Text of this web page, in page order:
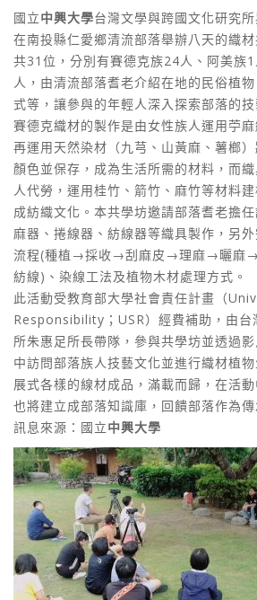
國立中興大學台灣文學與跨國文化研究
在南投縣仁愛鄉清流部落舉辦八天的織
共31位，分別有賽德克族24人、阿美族
人，由清流部落耆老介紹在地的民俗植
式等，讓參與的年輕人深入探索部落的技
賽德克織材的製作是由女性族人運用苧
再運用天然染材（九芎、山黃麻、薯榔
顏色並保存，成為生活所需的材料，而
人代勞，運用桂竹、箭竹、麻竹等材料
成紡織文化。本共學坊邀請部落耆老擔
麻器、捲線器、紡線器等織具製作，另
流程(種植→採收→刮麻皮→理麻→曬
紡線)、染線工法及植物木材處理方式。
此活動受教育部大學社會責任計畫（
Responsibility；USR）經費補助，由台
所朱惠足所長帶隊，參與共學坊並透過
中訪問部落族人技藝文化並進行織材植
展式各樣的線材成品，滿載而歸，在活
也將建立成部落知識庫，回饋部落作為傳
訊息來源：國立中興大學